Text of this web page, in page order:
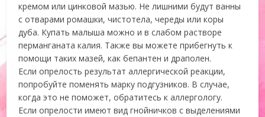
кремом или цинковой мазью. Не лишними будут ванны
с отварами ромашки, чистотела, череды или коры
дуба. Купать малыша можно и в слабом растворе
перманганата калия. Также вы можете прибегнуть к
помощи таких мазей, как бепантен и драполен.
Если опрелость результат аллергической реакции,
попробуйте поменять марку подгузников. В случае,
когда это не поможет, обратитесь к аллергологу.
Если опрелости имеют вид гнойничков с выделениями